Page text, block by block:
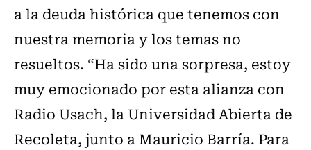
a la deuda histórica que tenemos con
nuestra memoria y los temas no
resueltos. “Ha sido una sorpresa, estoy
muy emocionado por esta alianza con
Radio Usach, la Universidad Abierta de
Recoleta, junto a Mauricio Barría. Para